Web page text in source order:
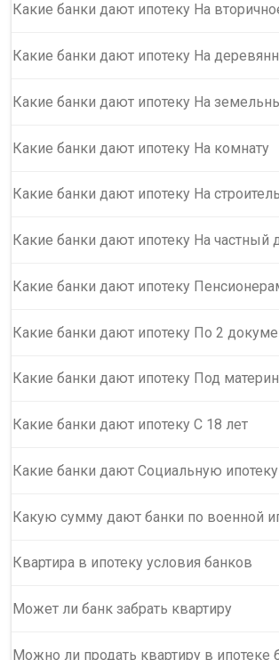
Какие банки дают ипотеку На
Какие банки дают ипотеку На
Какие банки дают ипотеку На
Какие банки дают ипотеку На комнату
Какие банки дают ипотеку На
Какие банки дают ипотеку На частный
Какие банки дают ипотеку
Какие банки дают ипотеку По 2
Какие банки дают ипотеку Под
Какие банки дают ипотеку С 18 лет
Какие банки дают Социальную ипотеку
Какую сумму дают банки по военной
Квартира в ипотеку условия банков
Может ли банк забрать квартиру
Можно ли продать квартиру в ипотеке